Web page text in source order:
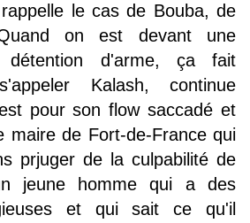
le cas de Bouba, de
on est devant une
détention d'arme, ça fait
Kalash, continue
pour son flow saccadé et
maire de Fort-de-France qui
prjuger de la culpabilité de
jeune homme qui a des
et qui sait ce qu'il